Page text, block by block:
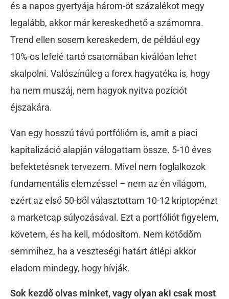
és a napos gyertyája három-öt százalékot megy
legalább, akkor már kereskedhető a számomra.
Trend ellen sosem kereskedem, de például egy
10%-os lefelé tartó csatornában kiválóan lehet
skalpolni. Valószínűleg a forex hagyatéka is, hogy
ha nem muszáj, nem hagyok nyitva pozíciót
éjszakára.
Van egy hosszú távú portfólióm is, amit a piaci
kapitalizáció alapján válogattam össze. 5-10 éves
befektetésnek tervezem. Mivel nem foglalkozok
fundamentális elemzéssel – nem az én világom,
ezért az első 50-ből választottam 10-12 kriptopénzt
a marketcap súlyozásával. Ezt a portfóliót figyelem,
követem, és ha kell, módosítom. Nem kötődőm
semmihez, ha a veszteségi határt átlépi akkor
eladom mindegy, hogy hívják.
Sok kezdő olvas minket, vagy olyan aki csak most